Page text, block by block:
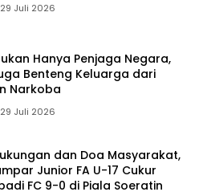
29 Juli 2026
Hanya Penjaga Negara,
Benteng Keluarga dari
Narkoba
29 Juli 2026
dan Doa Masyarakat,
Junior FA U-17 Cukur
FC 9-0 di Piala Soeratin